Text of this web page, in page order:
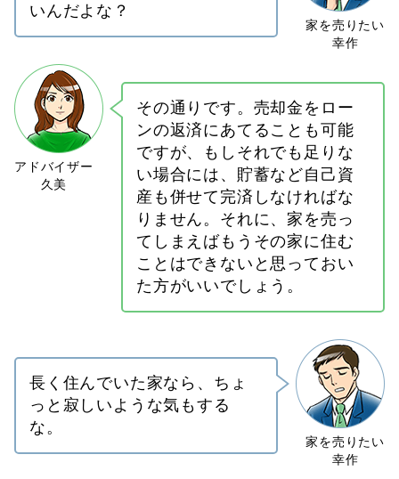
いんだよな？
その通りです。売却金をロー
ンの返済にあてることも可能
ですが、もしそれでも足りな
い場合には、貯蓄など自己資
産も併せて完済しなければな
りません。それに、家を売っ
てしまえばもうその家に住む
ことはできないと思っておい
た方がいいでしょう。
長く住んでいた家なら、ちょ
っと寂しいような気もする
な。